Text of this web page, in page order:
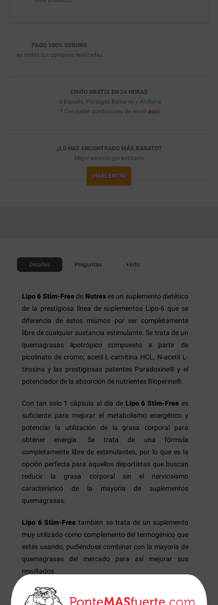
PAGO 100% SEGURO
en todas tus compras realizadas
ENVÍO GRATIS EN 24 HORAS
a España, Portugal, Baleares y Andorra
* Consultar condiciones de envío aquí
¿LO HAS ENCONTRADO MÁS BARATO?
Mejor servicio garantizado
¡HABLEMOS!
Detalles Preguntas +Info
Lipo 6 Stim-Freede Nutrexes un suplemento dietético
de la prestigiosa línea de suplementos Lipo-6 que se
diferencia de estos mismos por ser completamente
libre de cualquier sustancia estimulante. Se trata de un
quemagrasas lipotrópico compuesto a partir de
picolinato de cromo, acetil L-carnitina HCL, N-acetil L-
tirosina y las prestigiosas patentes Paradoxine® y el
potenciador de la absorción de nutrientes Bioperine®.
Con tan solo 1 cápsula al día de Lipo 6 Stim-Free es
suficiente para mejorar el metabolismo energético y
potenciar la utilización de la grasa corporal para
obtener energía. Se trata de una fórmula
completamente libre de estimulantes, por lo que es la
opción perfecta para aquellos deportistas que buscan
reducir la grasa corporal sin el nerviosismo
característico de la mayoría de suplementos
quemagrasas.
Lipo 6 Stim-Free también se trata de un suplemento
muy utilizado como complemento del termogénico que
estés usando, pudiéndose combinar con la mayoría de
quemagrasas del mercado para así mejorar sus
resultados.
Lipo 6 Stim-Free